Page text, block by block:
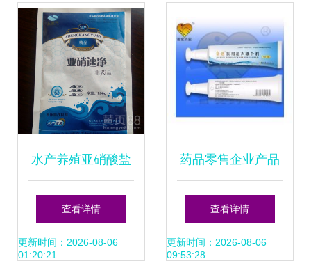
谨慎
水产养殖亚硝酸盐
中毒的识别与防治
策略 正康元亚硝速
查看详情
更新时间：2026-08-06
01:20:21
药品零售企业产品
库建设与管理策略
查看详情
更新时间：2026-08-06
09:53:28